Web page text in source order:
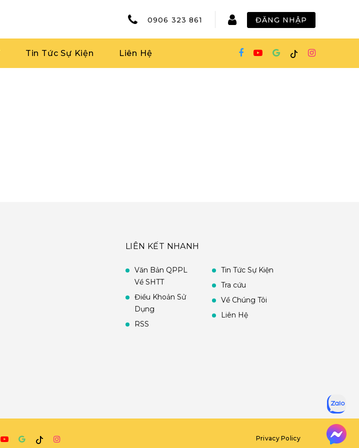
0906 323 861 ĐĂNG NHẬP
Tin Tức Sự Kiện Liên Hệ
LIÊN KẾT NHANH
Văn Bản QPPL
Về SHTT
Điều Khoản Sử
Dụng
RSS
Tin Tức Sự Kiện
Tra cứu
Về Chúng Tôi
Liên Hệ
Privacy Policy